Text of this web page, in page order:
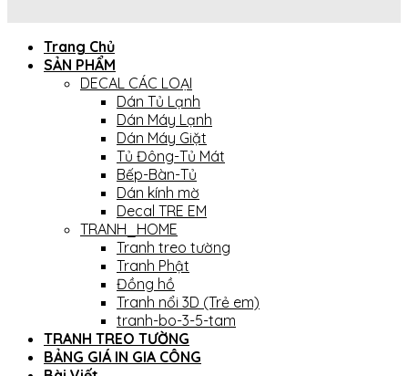
Trang Chủ
SẢN PHẨM
DECAL CÁC LOẠI
Dán Tủ Lạnh
Dán Máy Lạnh
Dán Máy Giặt
Tủ Đông-Tủ Mát
Bếp-Bàn-Tủ
Dán kính mờ
Decal TRE EM
TRANH_HOME
Tranh treo tường
Tranh Phật
Đồng hồ
Tranh nổi 3D (Trẻ em)
tranh-bo-3-5-tam
TRANH TREO TƯỜNG
BẢNG GIÁ IN GIA CÔNG